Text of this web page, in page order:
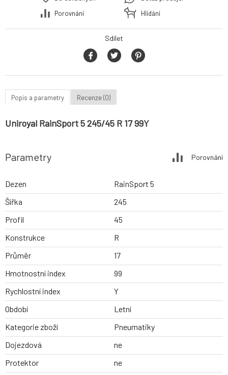
Porovnání
Hlídání
Sdílet
Popis a parametry Recenze (0)
Uniroyal RainSport 5 245/45 R 17 99Y
Parametry Porovnání
Dezen
RainSport 5
Šířka
245
Profil
45
Konstrukce
R
Průměr
17
Hmotnostní index
99
Rychlostní index
Y
Období
Letní
Kategorie zboží
Pneumatiky
Dojezdová
ne
Protektor
ne